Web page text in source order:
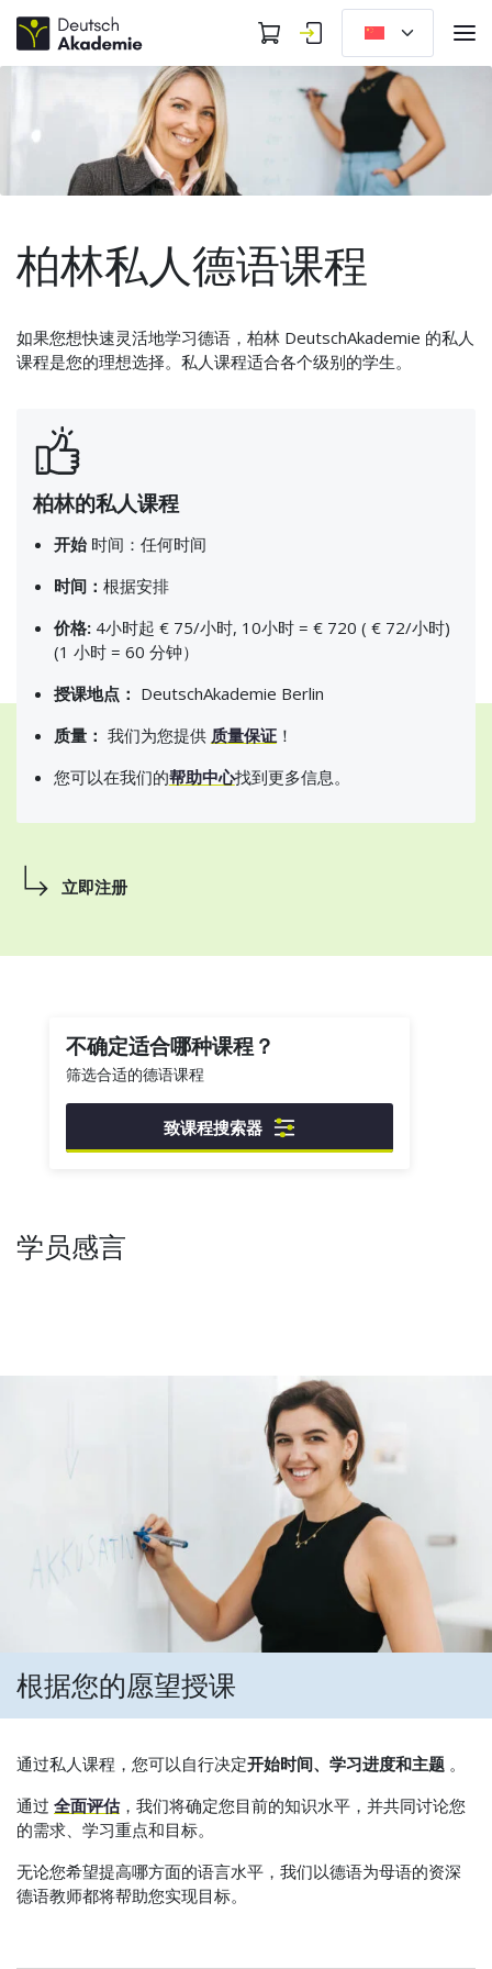
柏林私人德语课程
如果您想快速灵活地学习德语，柏林 DeutschAkademie 的私人
课程是您的理想选择。私人课程适合各个级别的学生。
柏林的私人课程
开始 时间：任何时间
时间： 根据安排
价格: 4小时起 € 75/小时, 10小时 = € 720 ( € 72/小时)
(1 小时 = 60 分钟）
授课地点： DeutschAkademie Berlin
质量： 我们为您提供 质量保证！
您可以在我们的帮助中心找到更多信息。
立即注册
不确定适合哪种课程？
筛选合适的德语课程
致课程搜索器
学员感言
根据您的愿望授课
通过私人课程，您可以自行决定开始时间、学习进度和主题 。
通过 全面评估，我们将确定您目前的知识水平，并共同讨论您
的需求、学习重点和目标。
无论您希望提高哪方面的语言水平，我们以德语为母语的资深
德语教师都将帮助您实现目标。